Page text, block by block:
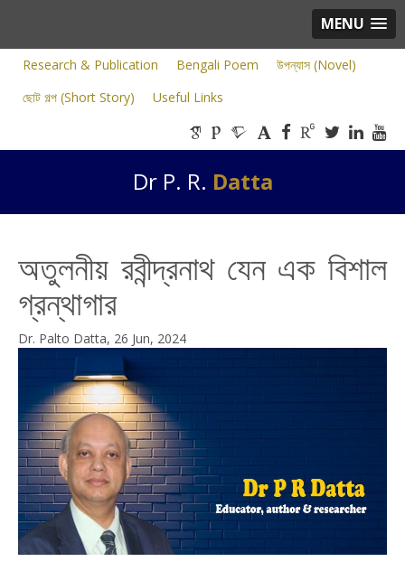
MENU
Research & Publication Bengali Poem
উপন্যাস (Novel)
ছোট গল্প (Short Story)
Useful Links
Dr P. R. Datta
অতুলনীয় রবীন্দ্রনাথ যেন এক বিশাল
গ্রন্থাগার
Dr. Palto Datta, 26 Jun, 2024